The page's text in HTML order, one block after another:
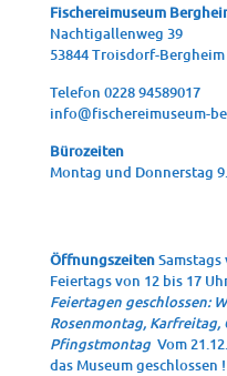
Fische­rei­mu­se­um
Nach­ti­gal­len­weg 39
53844 Troisdorf-Bergheim
Tele­fon 0228 94589017
info@fischereimuseum-
Büro­zei­ten
Mon­tag und Don­ners­tag
ÖffnungszeitenSamstags
Feiertags von 12 bis 17
Feiertagen geschlossen:
Rosenmontag,
Pfingstmontag Vom
das Museum geschlossen !